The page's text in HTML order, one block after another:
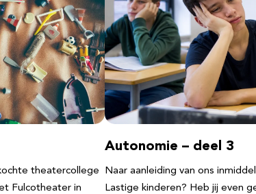
theatercollege
Fulcotheater in
Autonomie – deel 3
Naar aanleiding van ons
Lastige kinderen? Heb jij even